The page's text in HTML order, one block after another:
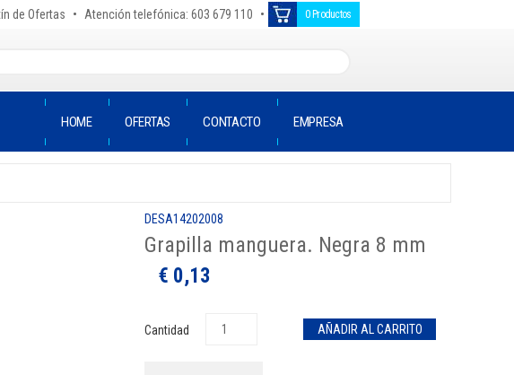
0 Productos
de Ofertas • Atención telefónica: 603 679 110 •
HOME OFERTAS CONTACTO EMPRESA
DESA14202008
Grapilla manguera. Negra 8 mm
€ 0,13
Cantidad